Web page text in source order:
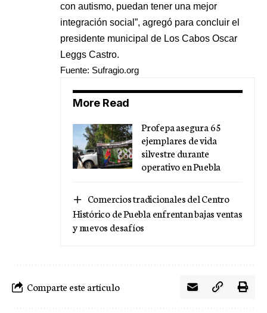
con autismo, puedan tener una mejor
integración social”, agregó para concluir el
presidente municipal de Los Cabos Oscar
Leggs Castro.
Fuente: Sufragio.org
More Read
Profepa asegura 65
ejemplares de vida
silvestre durante
operativo en Puebla
Comercios tradicionales del Centro
Histórico de Puebla enfrentan bajas ventas
y nuevos desafíos
Comparte este artículo